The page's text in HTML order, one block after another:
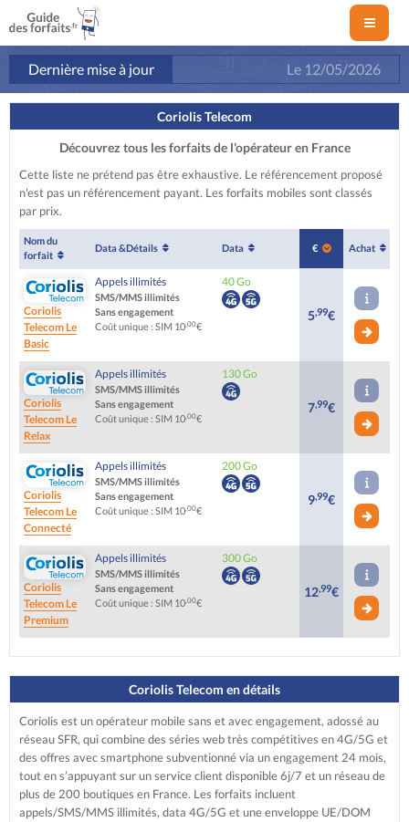
Dernière mise à jour Le 12/05/2026
Coriolis Telecom
Découvrez tous les forfaits de l'opérateur en France
Cette liste ne prétend pas être exhaustive. Le référencement proposé
n'est pas un référencement payant. Les forfaits mobiles sont classés
par prix.
Nom du
forfait
Data &Détails Data € Achat
Coriolis
TelecomLe
Basic
Appels illimités
SMS/MMS illimités
Sans engagement
Coût unique : SIM 10 ,00€
40 Go
5,99€
Coriolis
TelecomLe
Relax
Appels illimités
SMS/MMS illimités
Sans engagement
Coût unique : SIM 10 ,00€
130 Go
7,99€
Coriolis
TelecomLe
Connecté
Appels illimités
SMS/MMS illimités
Sans engagement
Coût unique : SIM 10 ,00€
200 Go
9,99€
Coriolis
TelecomLe
Premium
Appels illimités
SMS/MMS illimités
Sans engagement
Coût unique : SIM 10 ,00€
300 Go
12,99€
Coriolis Telecom en détails
Coriolis est un opérateur mobile sans et avec engagement, adossé au
réseau SFR, qui combine des séries web très compétitives en 4G/5G et
des offres avec smartphone subventionné via un engagement 24 mois,
tout en s’appuyant sur un service client disponible 6j/7 et un réseau de
plus de 200 boutiques en France. Les forfaits incluent
appels/SMS/MMS illimités, data 4G/5G et une enveloppe UE/DOM